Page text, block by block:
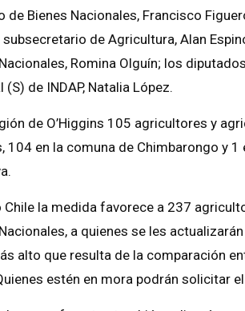
de Bienes Nacionales, Francisco
subsecretario de Agricultura, Alan
Romina Olguín; los
(S) de INDAP, Natalia López.
de O’Higgins 105 agricultores y
104 en la comuna de Chimbarongo y
Chile la medida favorece a 237
a quienes se les
alto que resulta de la comparación
estén en mora podrán solicitar